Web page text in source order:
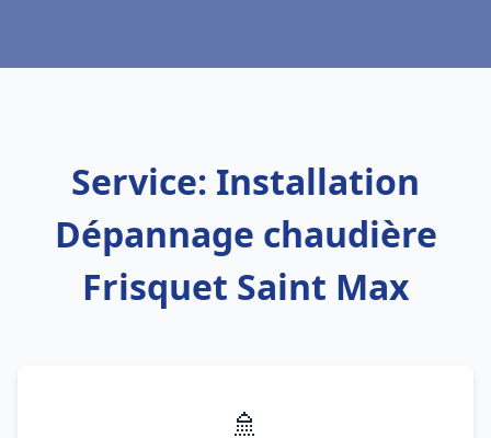
Service: Installation
Dépannage chaudière
Frisquet Saint Max
🚿